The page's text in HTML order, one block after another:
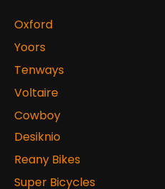
Oxford
Yoors
Tenways
Voltaire
Cowboy
Desiknio
Reany Bikes
Super Bicycles